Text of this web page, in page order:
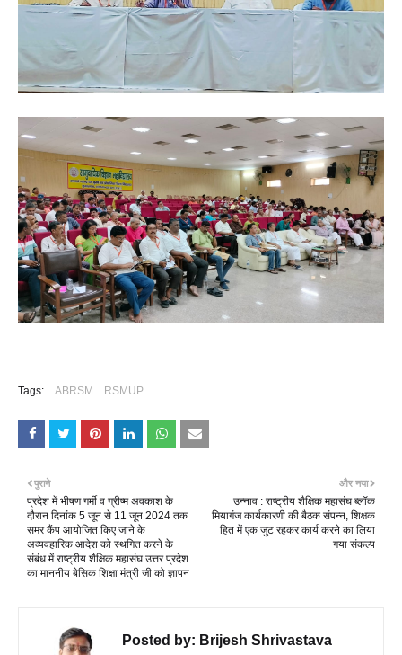
Tags: ABRSM RSMUP
और नया
उन्नाव : राष्ट्रीय शैक्षिक महासंघ ब्लॉक
मियागंज कार्यकारणी की बैठक संपन्न, शिक्षक
हित में एक जुट रहकर कार्य करने का लिया
गया संकल्प
पुराने
प्रदेश में भीषण गर्मी व ग्रीष्म अवकाश के
दौरान दिनांक 5 जून से 11 जून 2024 तक
समर कैंप आयोजित किए जाने के
अव्यवहारिक आदेश को स्थगित करने के
संबंध में राष्ट्रीय शैक्षिक महासंघ उत्तर प्रदेश
का माननीय बेसिक शिक्षा मंत्री जी को ज्ञापन
Posted by: Brijesh Shrivastava